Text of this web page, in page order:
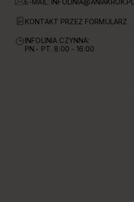
KONTAKT PRZEZ FORMULARZ
INFOLINIA CZYNNA:
PN.- PT. 8:00 - 16:00